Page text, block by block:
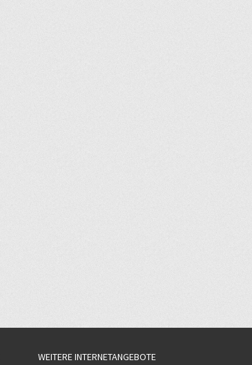
WEITERE INTERNETANGEBOTE